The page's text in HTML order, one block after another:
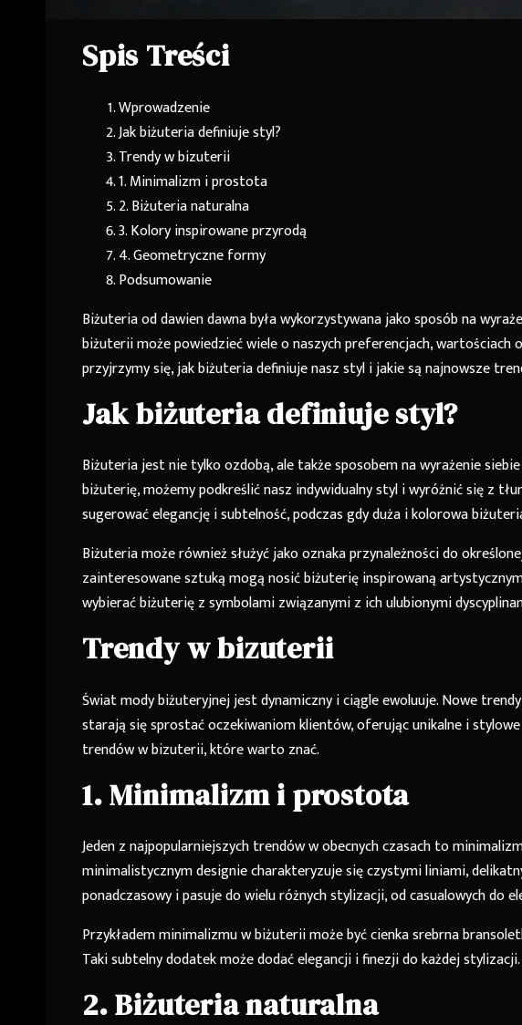
Spis Treści
Wprowadzenie
Jak biżuteria definiuje styl?
Trendy w bizuterii
1. Minimalizm i prostota
2. Biżuteria naturalna
3. Kolory inspirowane przyrodą
4. Geometryczne formy
Podsumowanie
Biżuteria od dawien dawna była wykorzystywana jako sposób na
biżuterii może powiedzieć wiele o naszych preferencjach, wartościach
przyjrzymy się, jak biżuteria definiuje nasz styl i jakie są najnowsze
Jak biżuteria definiuje styl?
Biżuteria jest nie tylko ozdobą, ale także sposobem na wyrażenie
biżuterię, możemy podkreślić nasz indywidualny styl i wyróżnić się z
sugerować elegancję i subtelność, podczas gdy duża i kolorowa
Biżuteria może również służyć jako oznaka przynależności do
zainteresowane sztuką mogą nosić biżuterię inspirowaną
wybierać biżuterię z symbolami związanymi z ich ulubionymi
Trendy w bizuterii
Świat mody biżuteryjnej jest dynamiczny i ciągle ewoluuje. Nowe
starają się sprostać oczekiwaniom klientów, oferując unikalne i
trendów w bizuterii, które warto znać.
1. Minimalizm i prostota
Jeden z najpopularniejszych trendów w obecnych czasach to
minimalistycznym designie charakteryzuje się czystymi liniami,
ponadczasowy i pasuje do wielu różnych stylizacji, od casualowych do
Przykładem minimalizmu w biżuterii może być cienka srebrna
Taki subtelny dodatek może dodać elegancji i finezji do każdej stylizacji.
2. Biżuteria naturalna